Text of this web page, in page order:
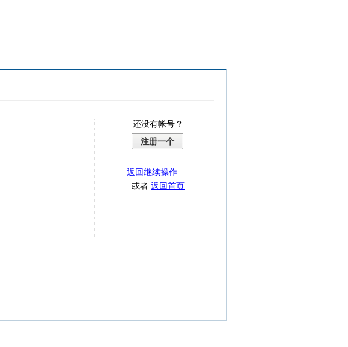
还没有帐号？
注册一个
返回继续操作
或者返回首页